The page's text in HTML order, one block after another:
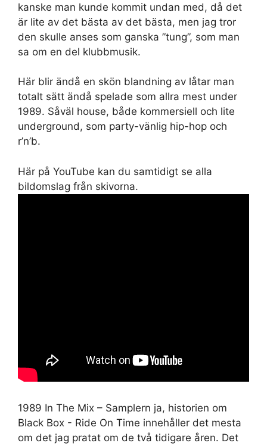
kanske man kunde kommit undan med, då det
är lite av det bästa av det bästa, men jag tror
den skulle anses som ganska ”tung”, som man
sa om en del klubbmusik.
Här blir ändå en skön blandning av låtar man
totalt sätt ändå spelade som allra mest under
1989. Såväl house, både kommersiell och lite
underground, som party-vänlig hip-hop och
r’n’b.
Här på YouTube kan du samtidigt se alla
bildomslag från skivorna.
1989 In The Mix – Samplern ja, historien om
Black Box ‎- Ride On Time innehåller det mesta
om det jag pratat om de två tidigare åren. Det